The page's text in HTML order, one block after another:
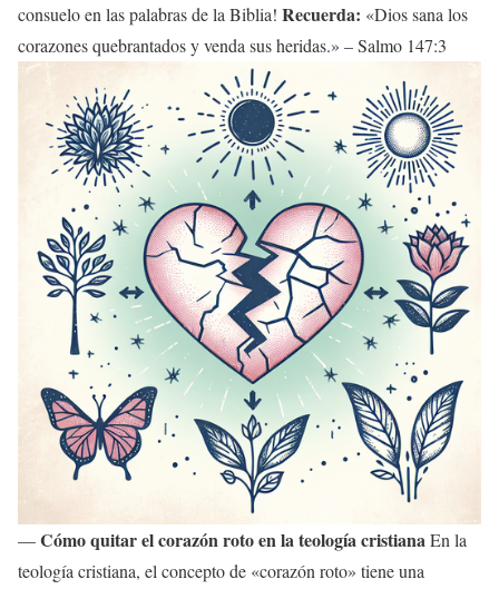
consuelo en las palabras de la Biblia! Recuerda: «Dios sana los
corazones quebrantados y venda sus heridas.» – Salmo 147:3
—Cómo quitar el corazón roto en la teología cristianaEn la
teología cristiana, el concepto de «corazón roto» tiene una